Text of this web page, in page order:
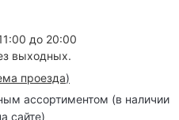
до 20:00
выходных.
проезда)
ассортиментом (в наличии
сайте)